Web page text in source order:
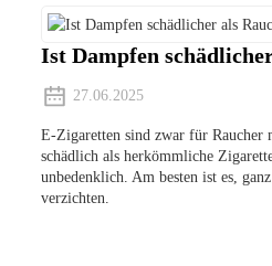
Ist Dampfen
27.06.2025
E-Zigaretten sind zwar für Raucher
schädlich als herkömmliche
unbedenklich. Am besten ist es,
verzichten.